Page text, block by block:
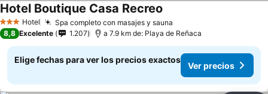
3 Estrellas
Hotel Spa completo con masajes y sauna
Hotel Boutique Casa Recreo
8,8 Excelente 1.207 a 7.9 km de: Playa de Reñaca
Elige fechas para ver los precios exactos
Ver precios